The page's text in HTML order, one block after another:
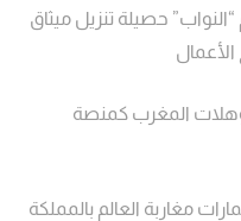
حصيلة تنزيل ميثاق
المغرب كمنصة
مغاربة العالم بالمملكة